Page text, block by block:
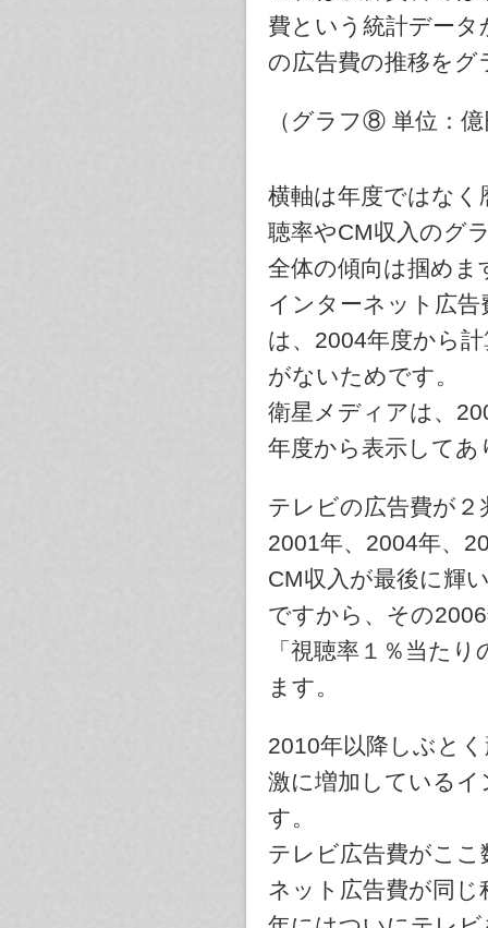
費という統計デー
の広告費の推移を
（グラフ⑧ 単位：
横軸は年度ではな
聴率やCM収入のグ
全体の傾向は掴めま
インターネット広
は、2004年度から
がないためです。
衛星メディアは、
年度から表示してあ
テレビの広告費が
2001年、2004年、
CM収入が最後に輝
ですから、その
「視聴率１％当た
ます。
2010年以降しぶと
激に増加している
す。
テレビ広告費がこ
ネット広告費が同